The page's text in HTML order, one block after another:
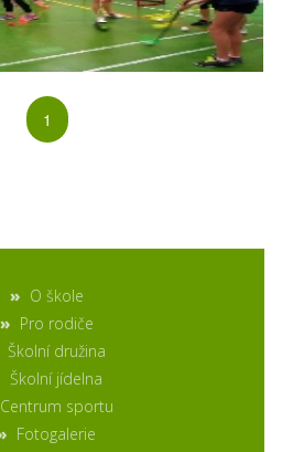
1
O škole
Pro rodiče
Školní družina
Školní jídelna
Centrum sportu
Fotogalerie